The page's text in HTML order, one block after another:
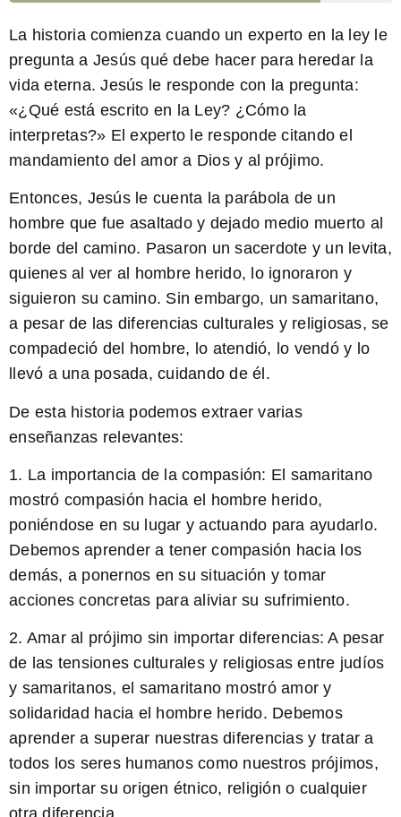
La historia comienza cuando un experto en la ley le
pregunta a Jesús qué debe hacer para heredar la
vida eterna. Jesús le responde con la pregunta:
«¿Qué está escrito en la Ley? ¿Cómo la
interpretas?» El experto le responde citando el
mandamiento del amor a Dios y al prójimo.
Entonces, Jesús le cuenta la parábola de un
hombre que fue asaltado y dejado medio muerto al
borde del camino. Pasaron un sacerdote y un levita,
quienes al ver al hombre herido, lo ignoraron y
siguieron su camino. Sin embargo, un samaritano,
a pesar de las diferencias culturales y religiosas, se
compadeció del hombre, lo atendió, lo vendó y lo
llevó a una posada, cuidando de él.
De esta historia podemos extraer varias
enseñanzas relevantes:
1. La importancia de la compasión: El samaritano
mostró compasión hacia el hombre herido,
poniéndose en su lugar y actuando para ayudarlo.
Debemos aprender a tener compasión hacia los
demás, a ponernos en su situación y tomar
acciones concretas para aliviar su sufrimiento.
2. Amar al prójimo sin importar diferencias: A pesar
de las tensiones culturales y religiosas entre judíos
y samaritanos, el samaritano mostró amor y
solidaridad hacia el hombre herido. Debemos
aprender a superar nuestras diferencias y tratar a
todos los seres humanos como nuestros prójimos,
sin importar su origen étnico, religión o cualquier